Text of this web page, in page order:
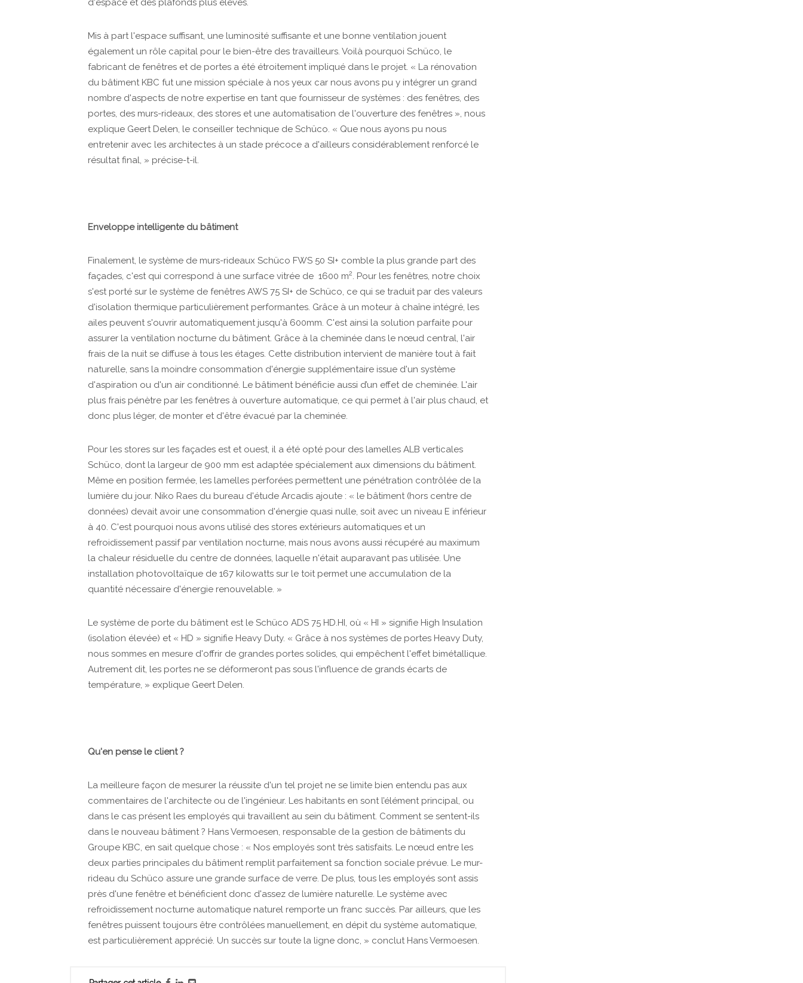
d'espace et des plafonds plus élevés.
Mis à part l'espace suffisant, une luminosité suffisante et une bonne ventilation jouent
également un rôle capital pour le bien-être des travailleurs. Voilà pourquoi Schüco, le
fabricant de fenêtres et de portes a été étroitement impliqué dans le projet. « La rénovation
du bâtiment KBC fut une mission spéciale à nos yeux car nous avons pu y intégrer un grand
nombre d'aspects de notre expertise en tant que fournisseur de systèmes : des fenêtres, des
portes, des murs-rideaux, des stores et une automatisation de l'ouverture des fenêtres », nous
explique Geert Delen, le conseiller technique de Schüco. « Que nous ayons pu nous
entretenir avec les architectes à un stade précoce a d'ailleurs considérablement renforcé le
résultat final, » précise-t-il.
Enveloppe intelligente du bâtiment
Finalement, le système de murs-rideaux Schüco FWS 50 SI+ comble la plus grande part des
façades, c'est qui correspond à une surface vitrée de 1600 m2. Pour les fenêtres, notre choix
s'est porté sur le système de fenêtres AWS 75 SI+ de Schüco, ce qui se traduit par des valeurs
d'isolation thermique particulièrement performantes. Grâce à un moteur à chaîne intégré, les
ailes peuvent s'ouvrir automatiquement jusqu'à 600mm. C'est ainsi la solution parfaite pour
assurer la ventilation nocturne du bâtiment. Grâce à la cheminée dans le nœud central, l'air
frais de la nuit se diffuse à tous les étages. Cette distribution intervient de manière tout à fait
naturelle, sans la moindre consommation d'énergie supplémentaire issue d'un système
d'aspiration ou d'un air conditionné. Le bâtiment bénéficie aussi d’un effet de cheminée. L'air
plus frais pénètre par les fenêtres à ouverture automatique, ce qui permet à l'air plus chaud, et
donc plus léger, de monter et d'être évacué par la cheminée.
Pour les stores sur les façades est et ouest, il a été opté pour des lamelles ALB verticales
Schüco, dont la largeur de 900 mm est adaptée spécialement aux dimensions du bâtiment.
Même en position fermée, les lamelles perforées permettent une pénétration contrôlée de la
lumière du jour. Niko Raes du bureau d'étude Arcadis ajoute : « le bâtiment (hors centre de
données) devait avoir une consommation d'énergie quasi nulle, soit avec un niveau E inférieur
à 40. C'est pourquoi nous avons utilisé des stores extérieurs automatiques et un
refroidissement passif par ventilation nocturne, mais nous avons aussi récupéré au maximum
la chaleur résiduelle du centre de données, laquelle n'était auparavant pas utilisée. Une
installation photovoltaïque de 167 kilowatts sur le toit permet une accumulation de la
quantité nécessaire d'énergie renouvelable. »
Le système de porte du bâtiment est le Schüco ADS 75 HD.HI, où « HI » signifie High Insulation
(isolation élevée) et « HD » signifie Heavy Duty. « Grâce à nos systèmes de portes Heavy Duty,
nous sommes en mesure d'offrir de grandes portes solides, qui empêchent l'effet bimétallique.
Autrement dit, les portes ne se déformeront pas sous l'influence de grands écarts de
température, » explique Geert Delen.
Qu'en pense le client ?
La meilleure façon de mesurer la réussite d'un tel projet ne se limite bien entendu pas aux
commentaires de l'architecte ou de l'ingénieur. Les habitants en sont l’élément principal, ou
dans le cas présent les employés qui travaillent au sein du bâtiment. Comment se sentent-ils
dans le nouveau bâtiment ? Hans Vermoesen, responsable de la gestion de bâtiments du
Groupe KBC, en sait quelque chose : « Nos employés sont très satisfaits. Le nœud entre les
deux parties principales du bâtiment remplit parfaitement sa fonction sociale prévue. Le mur-
rideau du Schüco assure une grande surface de verre. De plus, tous les employés sont assis
près d'une fenêtre et bénéficient donc d'assez de lumière naturelle. Le système avec
refroidissement nocturne automatique naturel remporte un franc succès. Par ailleurs, que les
fenêtres puissent toujours être contrôlées manuellement, en dépit du système automatique,
est particulièrement apprécié. Un succès sur toute la ligne donc, » conclut Hans Vermoesen.